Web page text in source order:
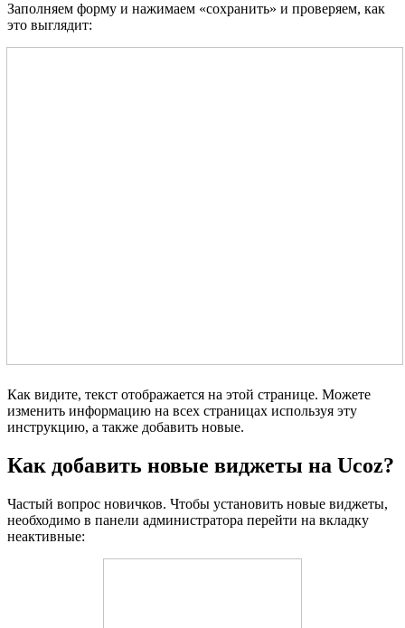
Заполняем форму и нажимаем «сохранить» и проверяем, как
это выглядит:
Как видите, текст отображается на этой странице. Можете
изменить информацию на всех страницах используя эту
инструкцию, а также добавить новые.
Как добавить новые виджеты на Ucoz?
Частый вопрос новичков. Чтобы установить новые виджеты,
необходимо в панели администратора перейти на вкладку
неактивные: